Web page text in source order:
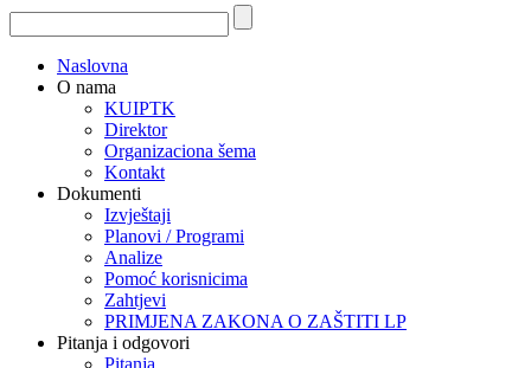
Naslovna
O nama
KUIPTK
Direktor
Organizaciona šema
Kontakt
Dokumenti
Izvještaji
Planovi / Programi
Analize
Pomoć korisnicima
Zahtjevi
PRIMJENA ZAKONA O ZAŠTITI LP
Pitanja i odgovori
Pitanja